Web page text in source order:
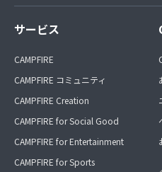
サービス
CAMPFIRE
CAMPFIRE コミュニティ
CAMPFIRE Creation
CAMPFIRE for Social Good
CAMPFIRE for Entertainment
CAMPFIRE for Sports